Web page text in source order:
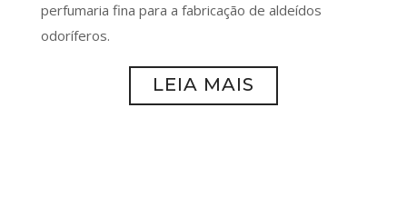
perfumaria fina para a fabricação de aldeídos
odoríferos.
LEIA MAIS